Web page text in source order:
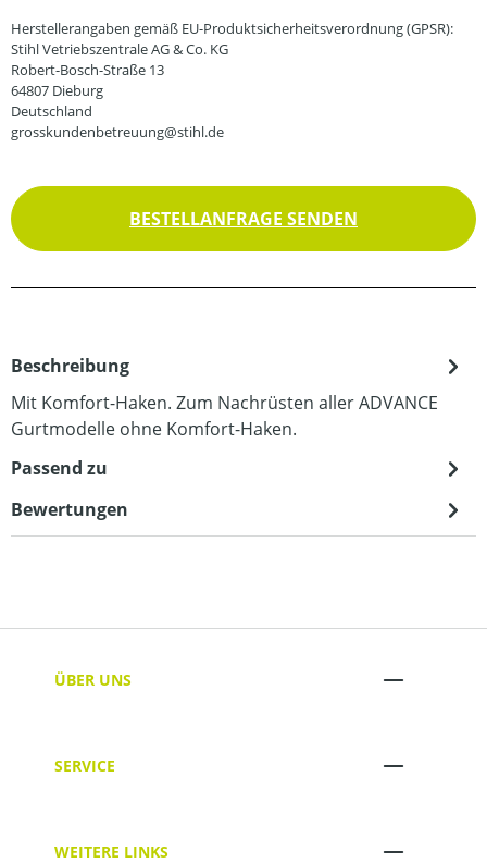
Herstellerangaben gemäß EU-Produktsicherheitsverordnung (GPSR):
Stihl Vetriebszentrale AG & Co. KG
Robert-Bosch-Straße 13
64807 Dieburg
Deutschland
grosskundenbetreuung@stihl.de
BESTELLANFRAGE SENDEN
Beschreibung
Mit Komfort-Haken. Zum Nachrüsten aller ADVANCE
Gurtmodelle ohne Komfort-Haken.
Passend zu
Bewertungen
ÜBER UNS
SERVICE
WEITERE LINKS